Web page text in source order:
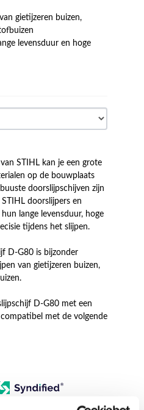
gietijzeren buizen,
levensduur en hoge
STIHL kan je een grote
op de bouwplaats
doorslijpschijven zijn
doorslijpers en
lange levensduur, hoge
tijdens het slijpen.
D-G80 is bijzonder
van gietijzeren buizen,
D-G80 met een
met de volgende